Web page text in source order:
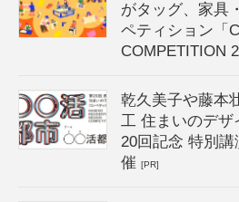
がタッグ、家具
ペティション「
COMPETITION
乾久美子や藤本
工 住まいのデザ
20回記念 特別講
催[PR]